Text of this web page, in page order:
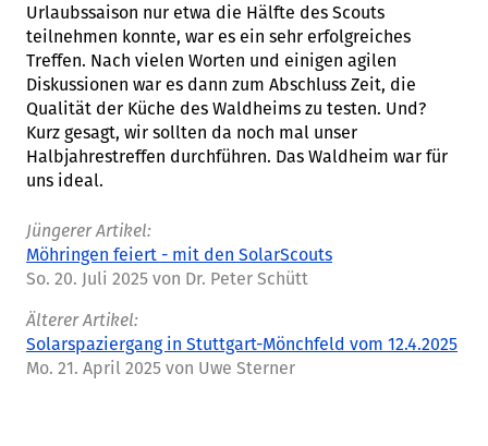
Urlaubssaison nur etwa die Hälfte des Scouts
teilnehmen konnte, war es ein sehr erfolgreiches
Treffen. Nach vielen Worten und einigen agilen
Diskussionen war es dann zum Abschluss Zeit, die
Qualität der Küche des Waldheims zu testen. Und?
Kurz gesagt, wir sollten da noch mal unser
Halbjahrestreffen durchführen. Das Waldheim war für
uns ideal.
Jüngerer Artikel:
Möhringen feiert - mit den SolarScouts
So. 20. Juli 2025 von Dr. Peter Schütt
Älterer Artikel:
Solarspaziergang in Stuttgart-Mönchfeld vom 12.4.2025
Mo. 21. April 2025 von Uwe Sterner